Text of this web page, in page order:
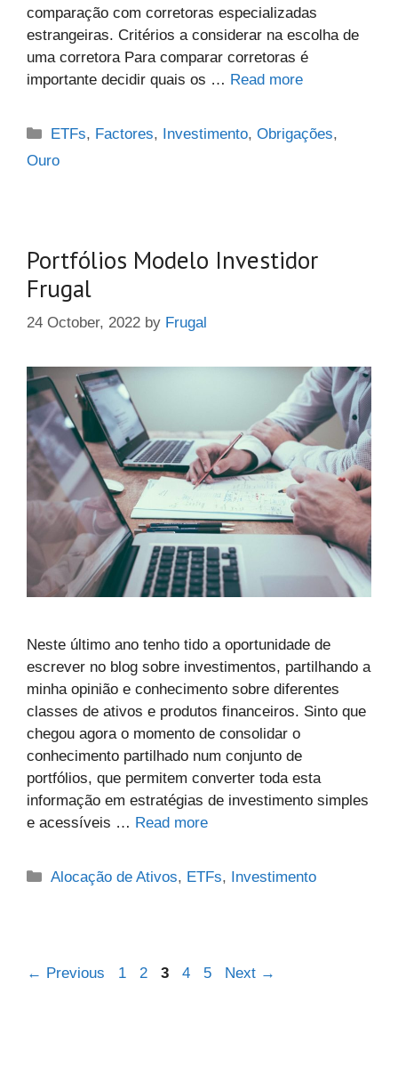
comparação com corretoras especializadas
estrangeiras. Critérios a considerar na escolha de
uma corretora Para comparar corretoras é
importante decidir quais os … Read more
Categories
ETFs, Factores, Investimento,Obrigações,
Ouro
Portfólios Modelo Investidor
Frugal
24 October, 2022 by Frugal
Neste último ano tenho tido a oportunidade de
escrever no blog sobre investimentos, partilhando a
minha opinião e conhecimento sobre diferentes
classes de ativos e produtos financeiros. Sinto que
chegou agora o momento de consolidar o
conhecimento partilhado num conjunto de
portfólios, que permitem converter toda esta
informação em estratégias de investimento simples
e acessíveis … Read more
Categories
Alocação de Ativos, ETFs, Investimento
← Previous Page
1 Page
2 Page
3 Page
4 Page
5 Next →